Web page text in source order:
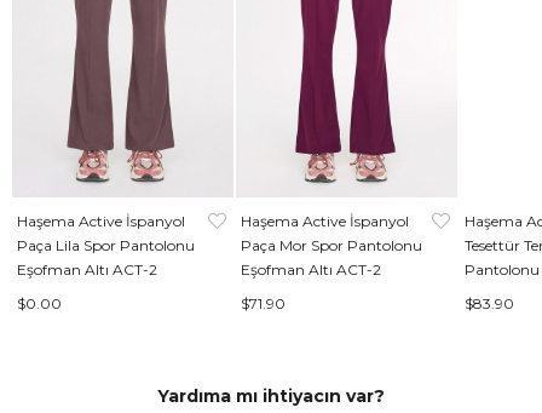
Haşema Active İspanyol
Paça Lila Spor Pantolonu
Eşofman Altı ACT-2
$0.00
Haşema Active İspanyol
Paça Mor Spor Pantolonu
Eşofman Altı ACT-2
$71.90
Haşema
Tesettür
Pantolonu
$83.90
Yardıma mı ihtiyacın var?